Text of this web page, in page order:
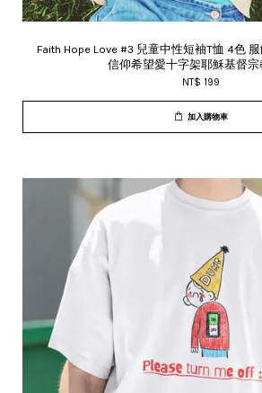
Faith Hope Love #3 兒童中性短袖T恤 4色
信仰希望愛十字架耶穌基督宗
NT$ 199
加入購物車